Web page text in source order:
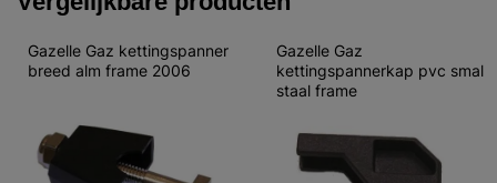
Gazelle Gaz kettingspanner
breed alm frame 2006
Gazelle Gaz
kettingspannerkap pvc smal
staal frame